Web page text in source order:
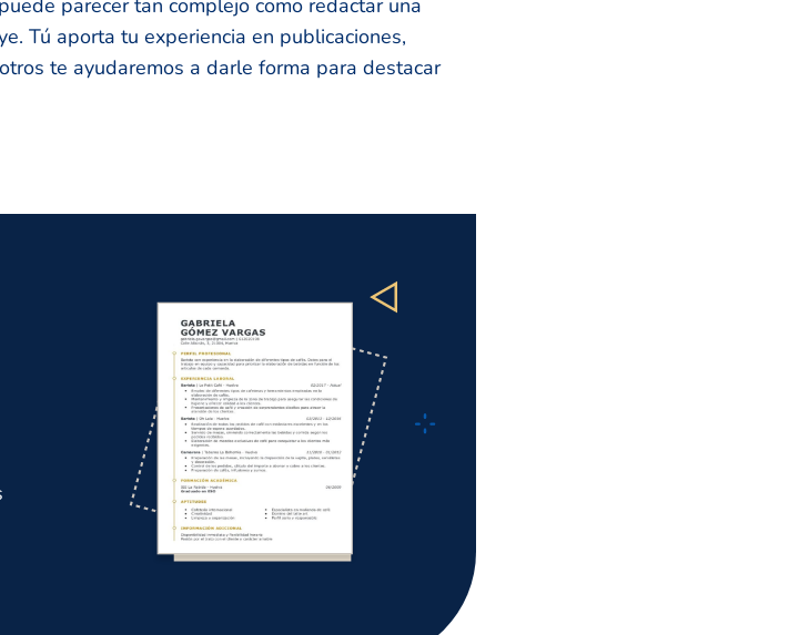
parecer tan complejo como redactar una
Tú aporta tu experiencia en publicaciones,
te ayudaremos a darle forma para destacar